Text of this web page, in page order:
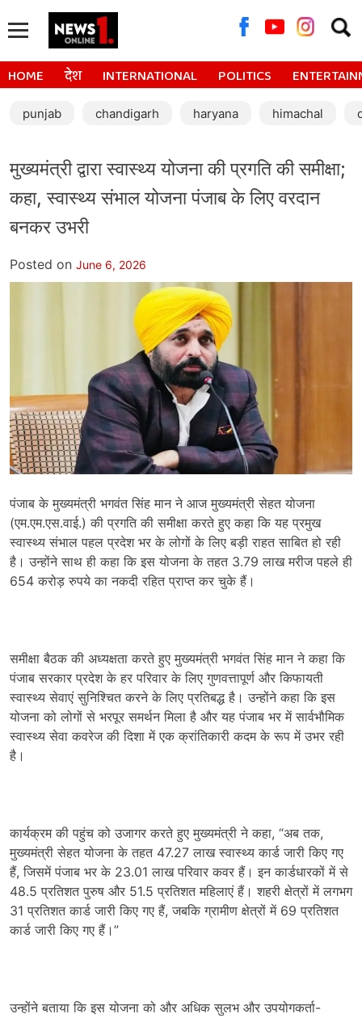
for:
HOME देश INTERNATIONAL POLITICS
punjab chandigarh haryana himachal
मुख्यमंत्री द्वारा स्वास्थ्य योजना की प्रगति की समीक्षा;
कहा, स्वास्थ्य संभाल योजना पंजाब के लिए वरदान
बनकर उभरी
Posted on June 6, 2026
पंजाब के मुख्यमंत्री भगवंत सिंह मान ने आज मुख्यमंत्री सेहत योजना
(एम.एम.एस.वाई.) की प्रगति की समीक्षा करते हुए कहा कि यह प्रमुख
स्वास्थ्य संभाल पहल प्रदेश भर के लोगों के लिए बड़ी राहत साबित हो रही
है। उन्होंने साथ ही कहा कि इस योजना के तहत 3.79 लाख मरीज पहले ही
654 करोड़ रुपये का नकदी रहित प्राप्त कर चुके हैं।
समीक्षा बैठक की अध्यक्षता करते हुए मुख्यमंत्री भगवंत सिंह मान ने कहा कि
पंजाब सरकार प्रदेश के हर परिवार के लिए गुणवत्तापूर्ण और किफायती
स्वास्थ्य सेवाएं सुनिश्चित करने के लिए प्रतिबद्ध है। उन्होंने कहा कि इस
योजना को लोगों से भरपूर समर्थन मिला है और यह पंजाब भर में सार्वभौमिक
स्वास्थ्य सेवा कवरेज की दिशा में एक क्रांतिकारी कदम के रूप में उभर रही
है।
कार्यक्रम की पहुंच को उजागर करते हुए मुख्यमंत्री ने कहा, “अब तक,
मुख्यमंत्री सेहत योजना के तहत 47.27 लाख स्वास्थ्य कार्ड जारी किए गए
हैं, जिसमें पंजाब भर के 23.01 लाख परिवार कवर हैं। इन कार्डधारकों में से
48.5 प्रतिशत पुरुष और 51.5 प्रतिशत महिलाएं हैं। शहरी क्षेत्रों में लगभग
31 प्रतिशत कार्ड जारी किए गए हैं, जबकि ग्रामीण क्षेत्रों में 69 प्रतिशत
कार्ड जारी किए गए हैं।”
उन्होंने बताया कि इस योजना को और अधिक सुलभ और उपयोगकर्ता-